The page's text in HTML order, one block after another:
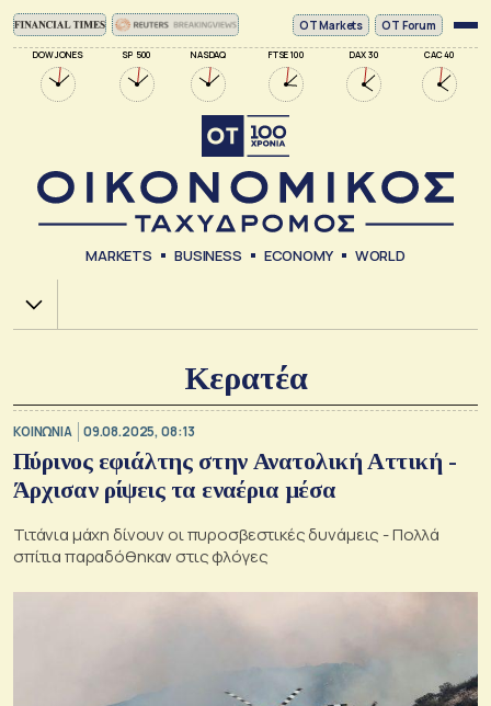
DOW JONES SP 500 NASDAQ FTSE 100 DAX 30 CAC 40
ΟΤ Markets OT Forum
MARKETS BUSINESS ECONOMY WORLD
Χ.Α.
Κερατέα
ΚΟΙΝΩΝΙΑ 09.08.2025, 08:13
Πύρινος εφιάλτης στην Ανατολική Αττική -
Άρχισαν ρίψεις τα εναέρια μέσα
Τιτάνια μάχη δίνουν οι πυροσβεστικές δυνάμεις - Πολλά
σπίτια παραδόθηκαν στις φλόγες